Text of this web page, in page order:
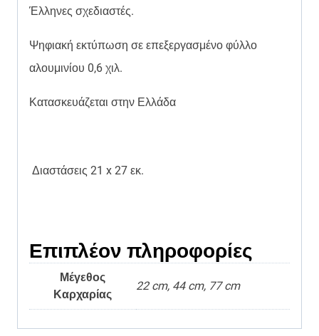
Έλληνες σχεδιαστές.
Ψηφιακή εκτύπωση σε επεξεργασμένο φύλλο
αλουμινίου 0,6 χιλ.
Κατασκευάζεται στην Ελλάδα
Διαστάσεις 21 x 27 εκ.
Επιπλέον πληροφορίες
Μέγεθος
Καρχαρίας
22 cm, 44 cm, 77 cm